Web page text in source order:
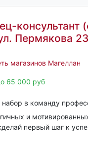
консультант
Пермякова
магазинов Магеллан
65 000 руб
в команду
и
первый шаг к